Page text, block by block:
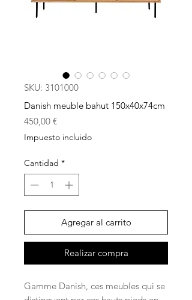
SKU: 3101000
Danish meuble bahut 150x40x74cm
450,00 €Precio
Impuesto incluido
Cantidad *
Agregar al carrito
Realizar compra
Gamme Danish, ces meubles qui se